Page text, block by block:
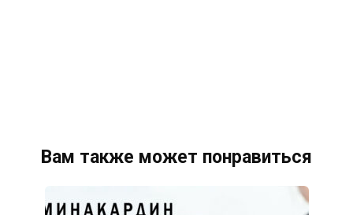
Вам также может понравиться